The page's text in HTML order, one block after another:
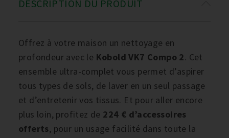
DESCRIPTION DU PRODUIT
Offrez à votre maison un nettoyage en
profondeur avec le Kobold VK7 Compo 2. Cet
ensemble ultra-complet vous permet d’aspirer
tous types de sols, de laver en un seul passage
et d’entretenir vos tissus. Et pour aller encore
plus loin, profitez de 224 € d’accessoires
offerts, pour un usage facilité dans toute la